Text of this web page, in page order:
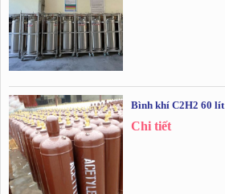
Bình khí C2H2 60 lít
Chi tiết